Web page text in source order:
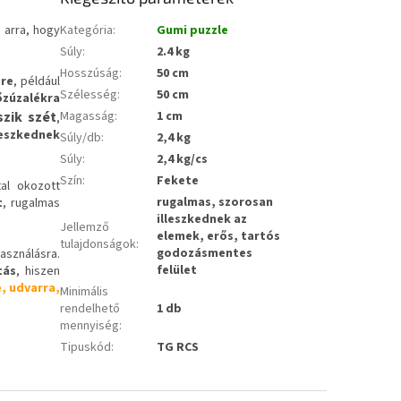
hogy
, például
szét,
okozott
, rugalmas
, hiszen
udvarra,
Kategória:
Gumi puzzle
Súly:
2.4 kg
Hosszúság:
50 cm
Szélesség:
50 cm
Magasság:
1 cm
Súly/db:
2,4 kg
Súly:
2,4 kg/cs
Szín: Fekete
Jellemző
tulajdonságok:
rugalmas, szorosan
illeszkednek az
elemek, erős, tartós
godozásmentes
felület
Minimális
rendelhető
mennyiség:
1 db
Tipuskód: TG RCS